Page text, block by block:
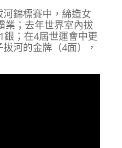
錦標賽中，締造女
業；去年世界室內拔
銀；在4屆世運會中更
河的金牌（4面），